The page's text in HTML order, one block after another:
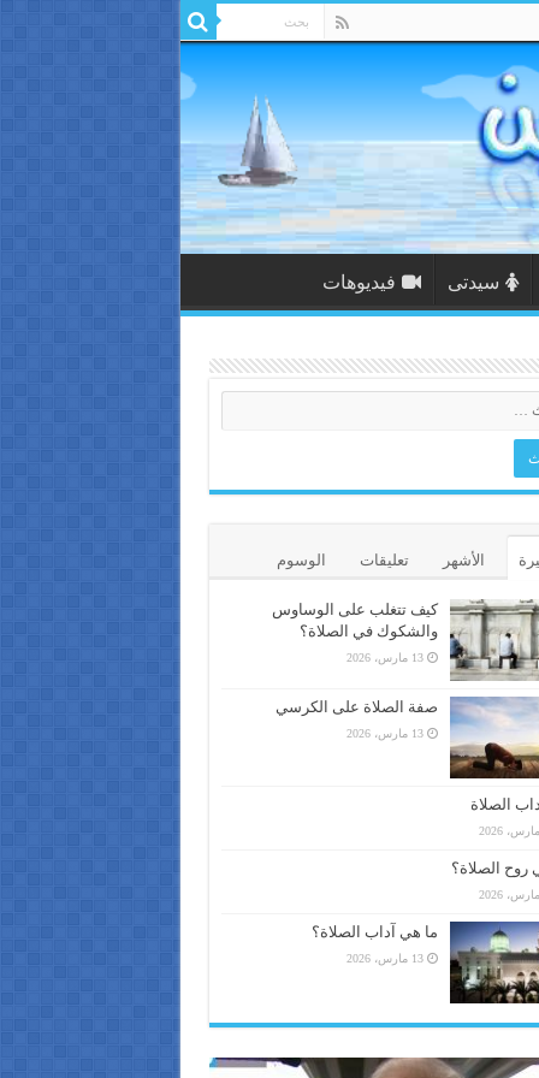
سيدتى فيديوهات
الأشهر تعليقات الوسوم
كيف تتغلب على الوساوس
والشكوك في الصلاة؟
13 مارس، 2026
صفة الصلاة على الكرسي
13 مارس، 2026
الصلاة
روح الصلاة؟
ما هي آداب الصلاة؟
13 مارس، 2026